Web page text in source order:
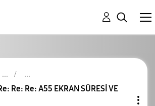
Re: Re: A55 EKRAN SÜRESİ VE